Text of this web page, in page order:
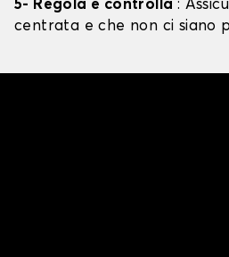
5- Regola e controlla :
centrata e che non ci siano